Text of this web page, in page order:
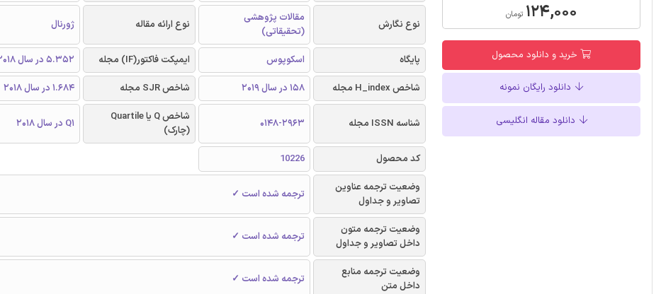
۱۲۴,۰۰۰ تومان
خرید و دانلود محصول
دانلود رایگان نمونه
دانلود مقاله انگلیسی
نوع نگارش
مقالات پژوهشی
(تحقیقاتی)
نوع ارائه مقاله ژورنال
پایگاه اسکوپوس ایمپکت فاکتور(IF) مجله
5.352 در سال 2018
شاخص H_index مجله
158 در سال 2019 شاخص SJR مجله 1.684 در سال 2018
شناسه ISSN مجله 0148-2963
شاخص Q یا Quartile
(چارک)
Q1 در سال 2018
کد محصول
10226
وضعیت ترجمه عناوین
تصاویر و جداول
ترجمه شده است ✓
وضعیت ترجمه متون
داخل تصاویر و جداول
ترجمه شده است ✓
وضعیت ترجمه منابع
داخل متن
ترجمه شده است ✓